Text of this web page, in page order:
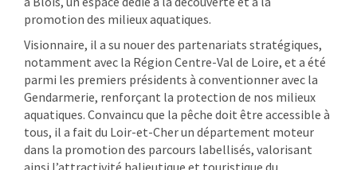
promotion des milieux aquatiques.
Visionnaire, il a su nouer des partenariats stratégiques,
notamment avec la Région Centre-Val de Loire, et a été
parmi les premiers présidents à conventionner avec la
Gendarmerie, renforçant la protection de nos milieux
aquatiques. Convaincu que la pêche doit être accessible à
tous, il a fait du Loir-et-Cher un département moteur
dans la promotion des parcours labellisés, valorisant